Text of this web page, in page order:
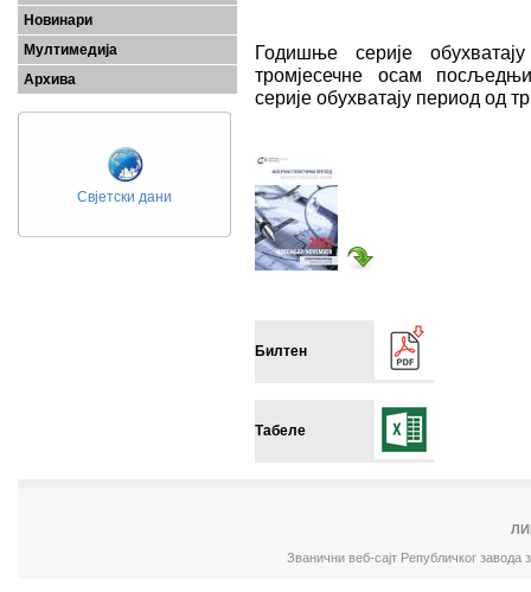
Новинари
Мултимедија
Архива
Свјетски дани
Годишње серије
тромјесечне осам
серије обухватају период од
Билтен
Табеле
Званични веб-сајт Републичког